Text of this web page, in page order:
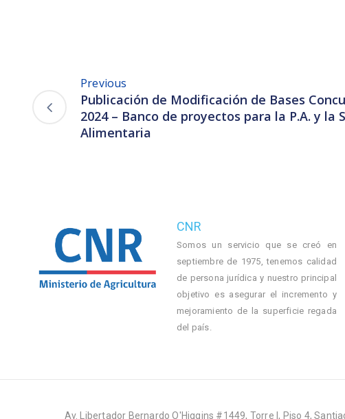
Previous
Publicación de Modificación de Bases
2024 – Banco de proyectos para la P.A. y la
Alimentaria
CNR
Somos un servicio que se creó en
septiembre de 1975, tenemos calidad
de persona jurídica y nuestro principal
objetivo es asegurar el incremento y
mejoramiento de la superficie regada
del país.
Av. Libertador Bernardo O'Higgins #1449, Torre I, Piso 4,